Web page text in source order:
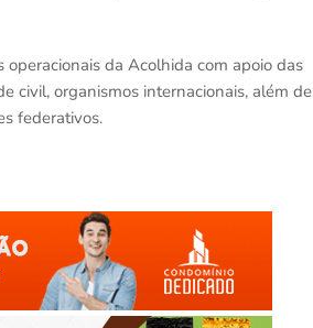
da Acolhida com apoio das
civil, organismos internacionais, além de
federativos.